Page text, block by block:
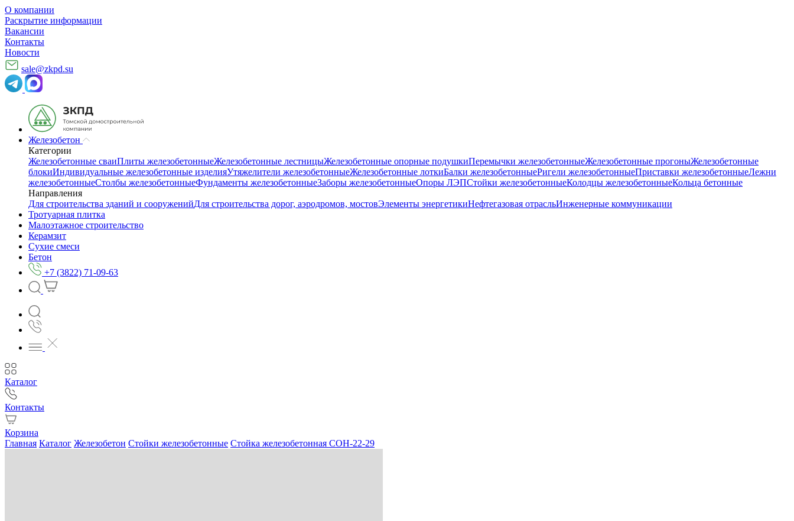
О компании
Раскрытие информации
Вакансии
Контакты
Новости
sale@zkpd.su
Железобетон
Категории
Железобетонные сваиПлиты железобетонныеЖелезобетонные лестницыЖелезобетонные опорные подушкиПеремычки железобетонныеЖелезобетонные прогоныЖелезобетонные
блокиИндивидуальные железобетонные изделияУтяжелители железобетонныеЖелезобетонные лоткиБалки железобетонныеРигели железобетонныеПриставки железобетонныеЛежни
железобетонныеСтолбы железобетонныеФундаменты железобетонныеЗаборы железобетонныеОпоры ЛЭПСтойки железобетонныеКолодцы железобетонныеКольца бетонные
Направления
Для строительства зданий и сооруженийДля строительства дорог, аэродромов, мостовЭлементы энергетикиНефтегазовая отрасльИнженерные коммуникации
Тротуарная плитка
Малоэтажное строительство
Керамзит
Сухие смеси
Бетон
+7 (3822) 71-09-63
Каталог
Контакты
Корзина
Главная Каталог Железобетон Стойки железобетонные Стойка железобетонная СОН-22-29